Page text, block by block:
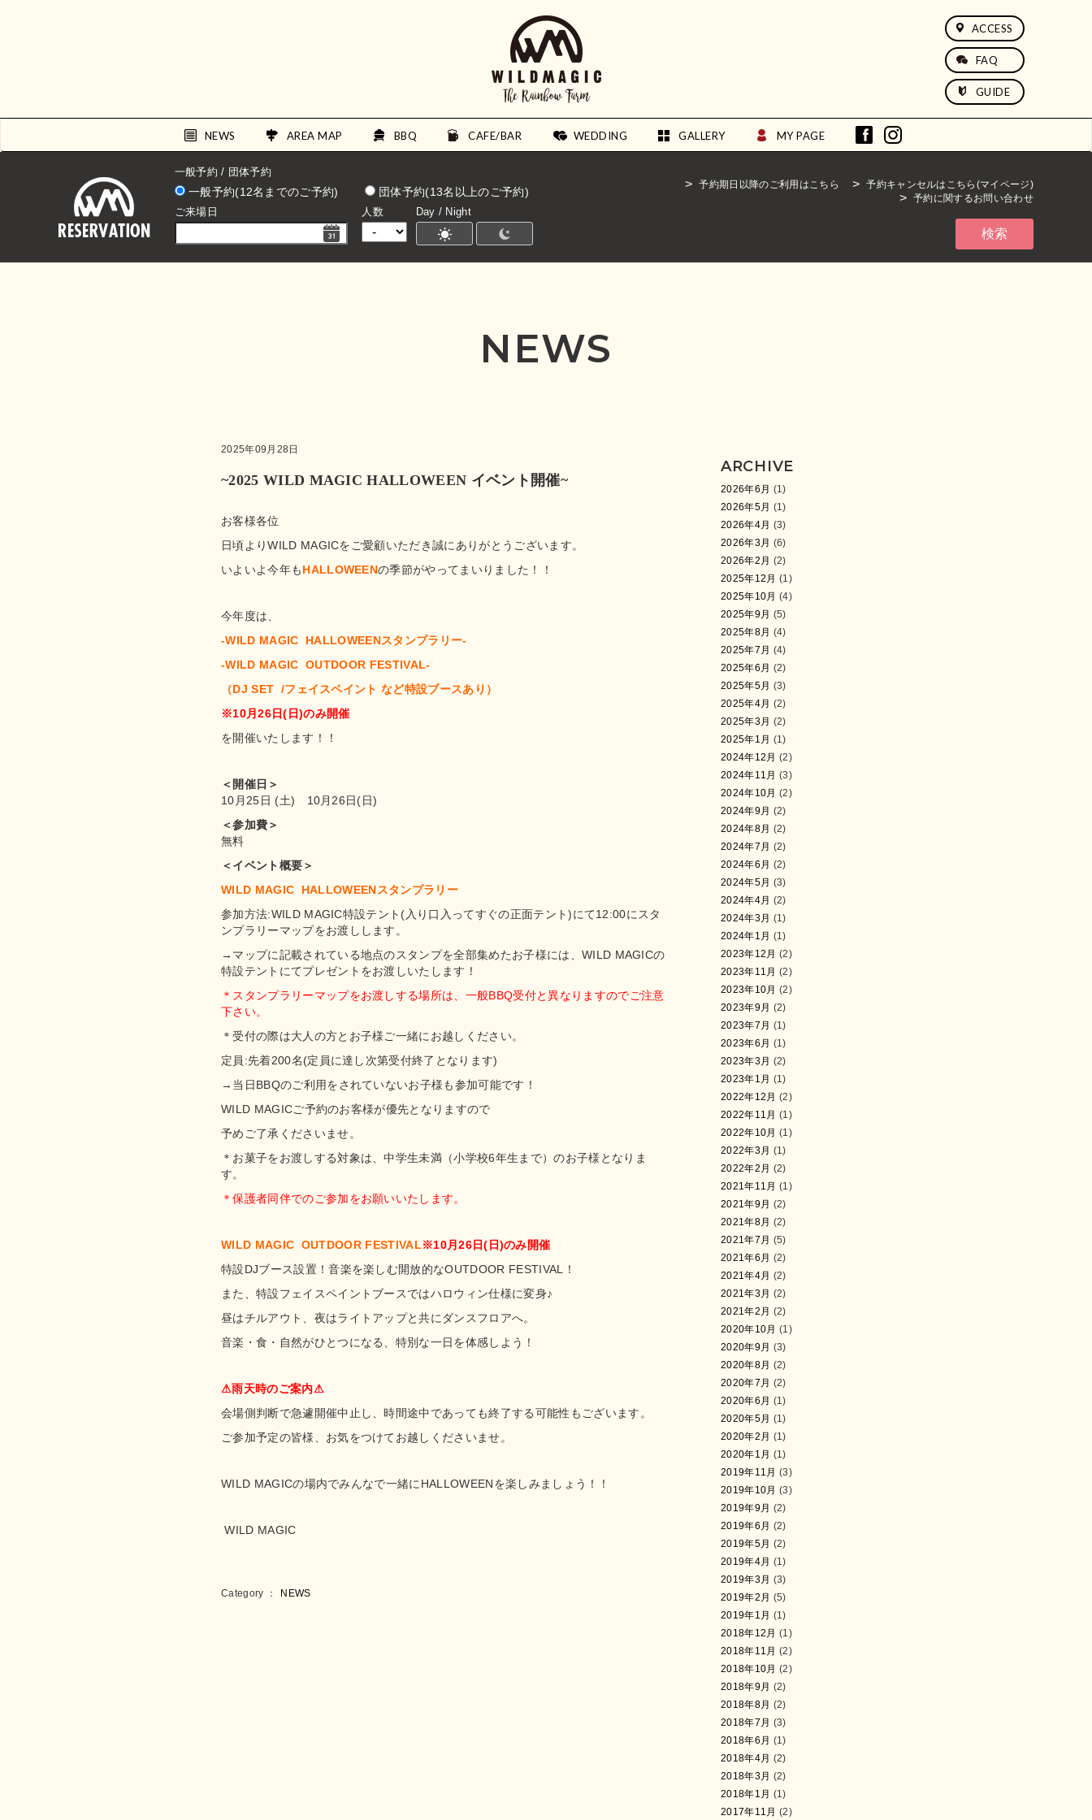
ACCESS
FAQ
GUIDE
NEWS AREA MAP BBQ CAFE/BAR WEDDING GALLERY MY PAGE
一般予約 / 団体予約
一般予約(12名までのご予約) 団体予約(13名以上のご予約)
ご来場日 人数 Day / Night
検索
予約期日以降のご利用はこちら
予約キャンセルはこちら(マイページ)
予約に関するお問い合わせ
NEWS
2025年09月28日
~2025 WILD MAGIC HALLOWEEN イベント開催~
お客様各位
日頃よりWILD MAGICをご愛顧いただき誠にありがとうございます。
いよいよ今年もHALLOWEENの季節がやってまいりました！！
今年度は、
-WILD MAGIC HALLOWEENスタンプラリー-
-WILD MAGIC OUTDOOR FESTIVAL-
（DJ SET /フェイスペイント など特設ブースあり）
※10月26日(日)のみ開催
を開催いたします！！
＜開催日＞
10月25日 (土) 10月26日(日)
＜参加費＞
無料
＜イベント概要＞
WILD MAGIC HALLOWEENスタンプラリー
参加方法:WILD MAGIC特設テント(入り口入ってすぐの正面テント)にて12:00にスタ
ンプラリーマップをお渡しします。
→マップに記載されている地点のスタンプを全部集めたお子様には、WILD MAGICの
特設テントにてプレゼントをお渡しいたします！
＊スタンプラリーマップをお渡しする場所は、一般BBQ受付と異なりますのでご注意
下さい。
＊受付の際は大人の方とお子様ご一緒にお越しください。
定員:先着200名(定員に達し次第受付終了となります)
→当日BBQのご利用をされていないお子様も参加可能です！
WILD MAGICご予約のお客様が優先となりますので
予めご了承くださいませ。
＊お菓子をお渡しする対象は、中学生未満（小学校6年生まで）のお子様となりま
す。
＊保護者同伴でのご参加をお願いいたします。
WILD MAGIC OUTDOOR FESTIVAL※10月26日(日)のみ開催
特設DJブース設置！音楽を楽しむ開放的なOUTDOOR FESTIVAL！
また、特設フェイスペイントブースではハロウィン仕様に変身♪
昼はチルアウト、夜はライトアップと共にダンスフロアへ。
音楽・食・自然がひとつになる、特別な一日を体感しよう！
⚠︎雨天時のご案内⚠︎
会場側判断で急遽開催中止し、時間途中であっても終了する可能性もございます。
ご参加予定の皆様、お気をつけてお越しくださいませ。
WILD MAGICの場内でみんなで一緒にHALLOWEENを楽しみましょう！！
WILD MAGIC
Category ： NEWS
ARCHIVE
2026年6月 (1)
2026年5月 (1)
2026年4月 (3)
2026年3月 (6)
2026年2月 (2)
2025年12月 (1)
2025年10月 (4)
2025年9月 (5)
2025年8月 (4)
2025年7月 (4)
2025年6月 (2)
2025年5月 (3)
2025年4月 (2)
2025年3月 (2)
2025年1月 (1)
2024年12月 (2)
2024年11月 (3)
2024年10月 (2)
2024年9月 (2)
2024年8月 (2)
2024年7月 (2)
2024年6月 (2)
2024年5月 (3)
2024年4月 (2)
2024年3月 (1)
2024年1月 (1)
2023年12月 (2)
2023年11月 (2)
2023年10月 (2)
2023年9月 (2)
2023年7月 (1)
2023年6月 (1)
2023年3月 (2)
2023年1月 (1)
2022年12月 (2)
2022年11月 (1)
2022年10月 (1)
2022年3月 (1)
2022年2月 (2)
2021年11月 (1)
2021年9月 (2)
2021年8月 (2)
2021年7月 (5)
2021年6月 (2)
2021年4月 (2)
2021年3月 (2)
2021年2月 (2)
2020年10月 (1)
2020年9月 (3)
2020年8月 (2)
2020年7月 (2)
2020年6月 (1)
2020年5月 (1)
2020年2月 (1)
2020年1月 (1)
2019年11月 (3)
2019年10月 (3)
2019年9月 (2)
2019年6月 (2)
2019年5月 (2)
2019年4月 (1)
2019年3月 (3)
2019年2月 (5)
2019年1月 (1)
2018年12月 (1)
2018年11月 (2)
2018年10月 (2)
2018年9月 (2)
2018年8月 (2)
2018年7月 (3)
2018年6月 (1)
2018年4月 (2)
2018年3月 (2)
2018年1月 (1)
2017年11月 (2)